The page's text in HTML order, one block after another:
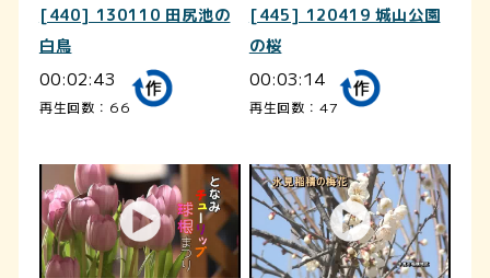
[440] 130110 田尻池の
白鳥
00:02:43
再生回数：66
[445] 120419 城山公園
の桜
00:03:14
再生回数：47